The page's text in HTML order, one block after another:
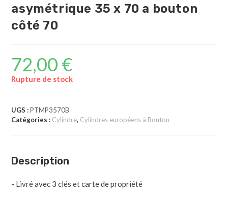
asymétrique 35 x 70 a bouton
côté 70
72,00 €
Rupture de stock
UGS :PTMP3570B
Catégories : Cylindre, Cylindres européens à Bouton
Description
- Livré avec 3 clés et carte de propriété